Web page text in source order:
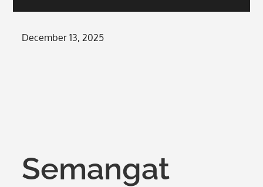
Posted
December 13, 2025
Semangat